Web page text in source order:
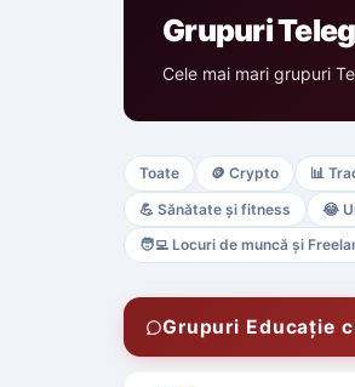
Grupuri
Cele mai mari grupuri
Toate 🪙 Crypto 📊
💪 Sănătate și fitness 😂
🧑‍💻 Locuri de muncă și
Grupuri Educație